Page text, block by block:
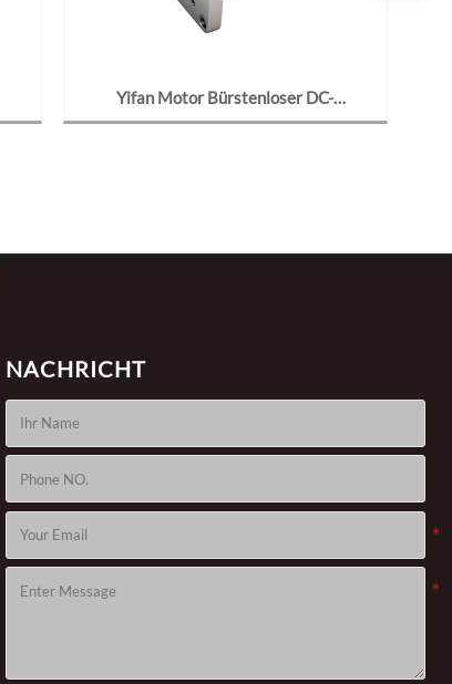
Yifan Motor Bürstenloser DC-
Getriebemotor 24V 95W, Y97BL09-
NACHRICHT